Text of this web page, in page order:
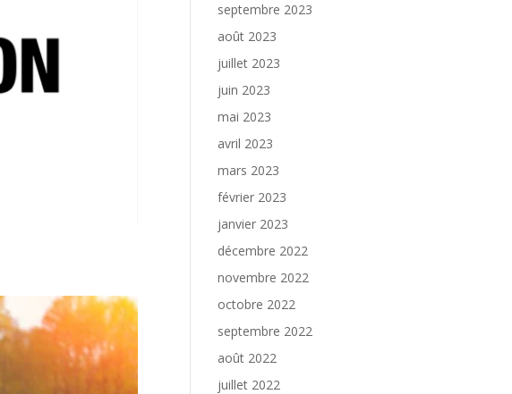
septembre 2023
août 2023
juillet 2023
juin 2023
mai 2023
avril 2023
mars 2023
février 2023
janvier 2023
décembre 2022
novembre 2022
octobre 2022
septembre 2022
août 2022
juillet 2022